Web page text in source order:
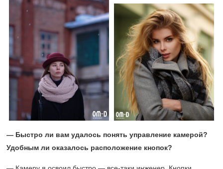
— Быстро ли вам удалось понять управление камерой?
Удобным ли оказалось расположение кнопок?